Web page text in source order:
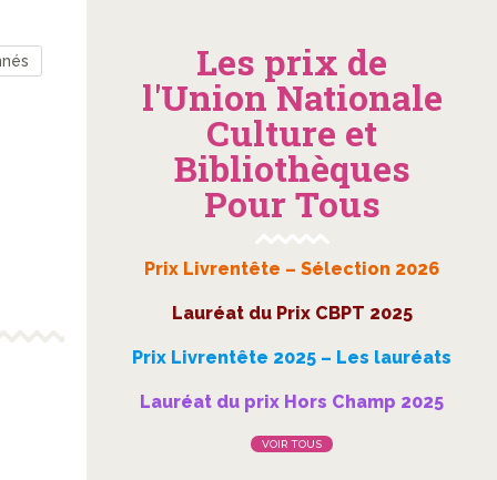
Les prix de
l'Union Nationale
Culture et
Bibliothèques
Pour Tous
Prix Livrentête – Sélection 2026
Lauréat du Prix CBPT 2025
Prix Livrentête 2025 – Les lauréats
Lauréat du prix Hors Champ 2025
VOIR TOUS